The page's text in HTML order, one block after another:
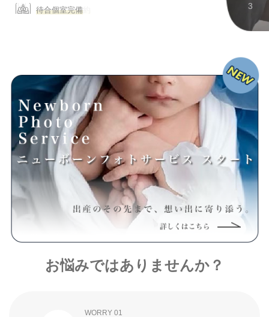
待合個室完備
オンライン予約
母子の体調を考えた6日間入院
3
お悩みではありませんか？
WORRY 01